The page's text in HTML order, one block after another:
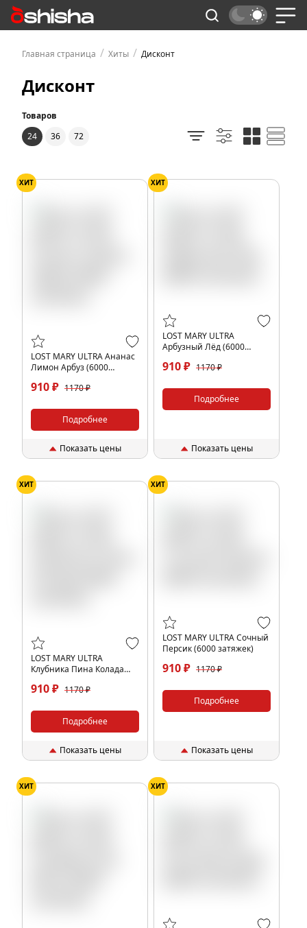
Главная страница / Хиты / Дисконт
Дисконт
Товаров
24
36 72
ХИТ
LOST MARY ULTRA Ананас
Лимон Арбуз (6000
910 ₽ 1170 ₽
Подробнее
Показать цены
ХИТ
LOST MARY ULTRA
Арбузный Лёд (6000
910 ₽ 1170 ₽
Подробнее
Показать цены
ХИТ
LOST MARY ULTRA
Клубника Пина Колада
910 ₽ 1170 ₽
Подробнее
Показать цены
ХИТ
LOST MARY ULTRA Сочный
Персик (6000 затяжек)
910 ₽ 1170 ₽
Подробнее
Показать цены
ХИТ ХИТ